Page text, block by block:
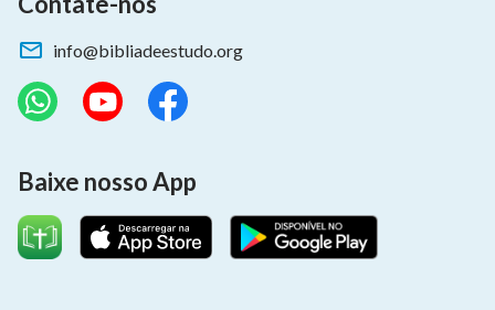
info@bibliadeestudo.org
Baixe nosso App